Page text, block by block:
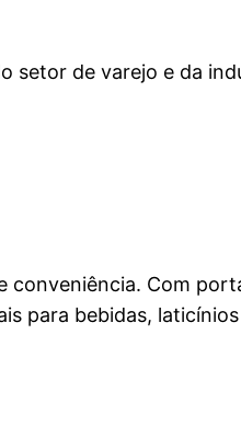
setor de varejo e da
conveniência. Com
para bebidas,